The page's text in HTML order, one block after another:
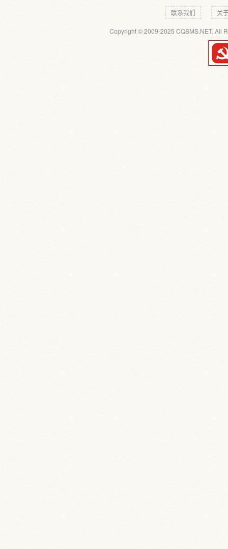
联系我们 关
Copyright © 2009-2025 CQSMS.NET. All